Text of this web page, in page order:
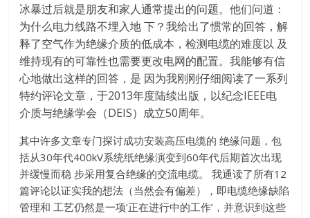
冰暴过后就是朋友和家人通常提出的问题。他们问道：
为什么电力线路不埋入地 下？我给出了惯常的回答，解
释了空气作为绝缘介质的低成本，检测电缆的难度以 及
维持现有的可靠性也需要更改电网的配置。我能够有信
心地做出这样的回答，是 因为我刚刚仔细阅读了一系列
特约评论文章，于2013年度陆续出版，以纪念IEEE电
介质与绝缘学会（DEIS）成立50周年。
其中许多文章专门探讨成功安装高压电缆的 绝缘问题，包
括从30年代400kV系统纸绝缘演变到60年代后期首次出现
并缓慢而稳 步采用复合绝缘的交流电缆。 我通读了所有12
篇评论以证实我的想法（当然会有偏差），即电缆绝缘缺陷
管理和 工艺仍然是一项‘正在进行中的工作’，并意识到这些